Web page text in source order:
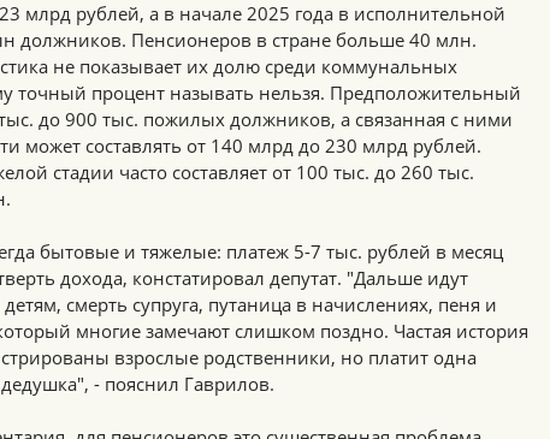
млрд рублей, а в начале 2025 года в исполнительной
должников. Пенсионеров в стране больше 40 млн.
не показывает их долю среди коммунальных
точный процент называть нельзя. Предположительный
тыс. до 900 тыс. пожилых должников, а связанная с ними
может составлять от 140 млрд до 230 млрд рублей.
стадии часто составляет от 100 тыс. до 260 тыс.
бытовые и тяжелые: платеж 5-7 тыс. рублей в месяц
дохода, констатировал депутат. "Дальше идут
смерть супруга, путаница в начислениях, пеня и
многие замечают слишком поздно. Частая история
взрослые родственники, но платит одна
- пояснил Гаврилов.